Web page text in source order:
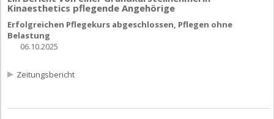
Kinaesthetics pflegende Angehörige
Erfolgreichen Pflegekurs abgeschlossen, Pflegen ohne
Belastung
06.10.2025
Zeitungsbericht